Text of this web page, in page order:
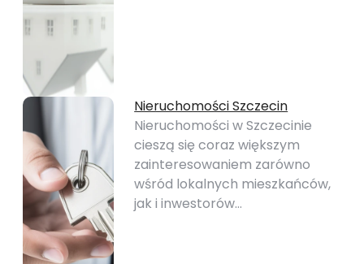
Nieruchomości Szczecin
Nieruchomości w Szczecinie
cieszą się coraz większym
zainteresowaniem zarówno
wśród lokalnych mieszkańców,
jak i inwestorów…